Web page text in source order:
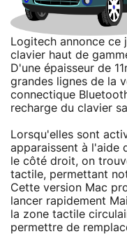
Logitech annonce ce
clavier haut de
D'une épaisseur de
grandes lignes de la
connectique
recharge du clavier
Lorsqu'elles sont
apparaissent à l'aide
le côté droit, on
tactile, permettant
Cette version Mac
lancer rapidement
la zone tactile
permettre de